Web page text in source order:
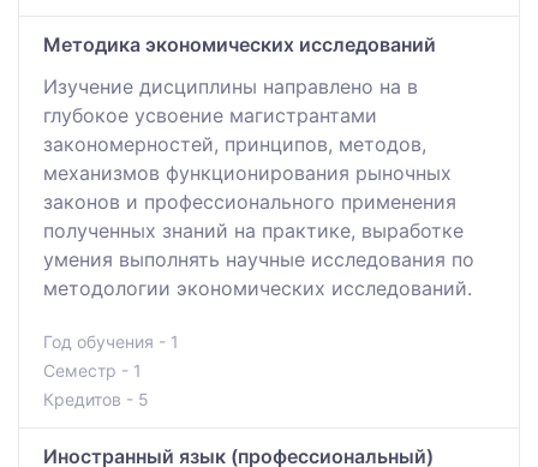
Методика экономических исследований
Изучение дисциплины направлено на в
глубокое усвоение магистрантами
закономерностей, принципов, методов,
механизмов функционирования рыночных
законов и профессионального применения
полученных знаний на практике, выработке
умения выполнять научные исследования по
методологии экономических исследований.
Год обучения - 1
Семестр - 1
Кредитов - 5
Иностранный язык (профессиональный)